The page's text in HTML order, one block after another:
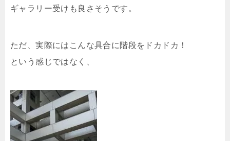
ギャラリー受けも良さそうです。
ただ、実際にはこんな具合に階段をドカドカ！
という感じではなく、